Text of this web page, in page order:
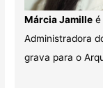
Márcia Jamilleé
Administradora
grava para o